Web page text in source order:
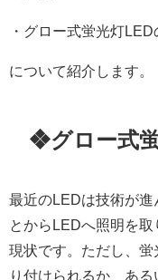
・グロー式蛍光灯
について紹介します。
❖グロー式
最近のLEDは技術が進
とからLEDへ照明を
現状です。 ただし、蛍
り付けられるか、あ